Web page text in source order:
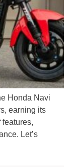
Honda Navi
earning its
Let’s